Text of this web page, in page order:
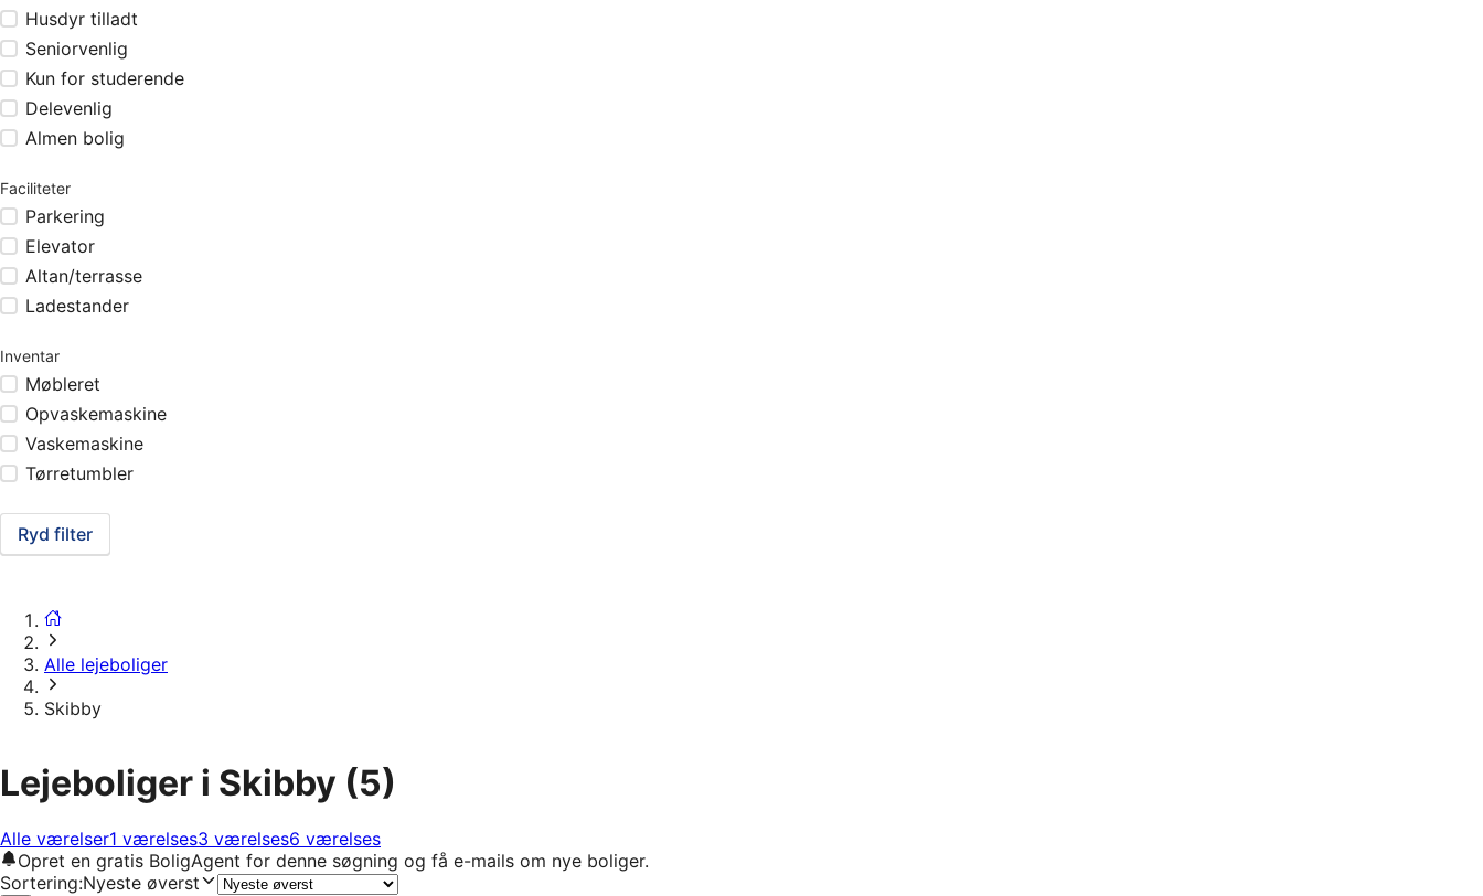
Husdyr tilladt
Seniorvenlig
Kun for studerende
Delevenlig
Almen bolig
Faciliteter
Parkering
Elevator
Altan/terrasse
Ladestander
Inventar
Møbleret
Opvaskemaskine
Vaskemaskine
Tørretumbler
Ryd filter
Alle lejeboliger
Skibby
Lejeboliger i Skibby (5)
Alle værelser1 værelses3 værelses6 værelses
Opret en gratis BoligAgent for denne søgning og få e-mails om nye boliger.
Sortering:Nyeste øverst